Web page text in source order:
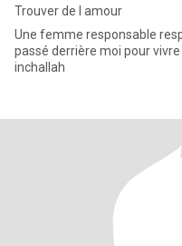
Trouver de l amour
Une femme responsable respectueuse entière j
passé derrière moi pour
inchallah